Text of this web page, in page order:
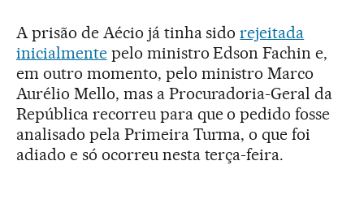
A prisão de Aécio já tinha sidorejeitada
inicialmentepelo ministro Edson Fachin e,
em outro momento, pelo ministro Marco
Aurélio Mello, mas a Procuradoria-Geral da
República recorreu para que o pedido fosse
analisado pela Primeira Turma, o que foi
adiado e só ocorreu nesta terça-feira.